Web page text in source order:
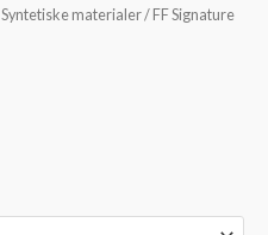
Syntetiske materialer/ FF Signature